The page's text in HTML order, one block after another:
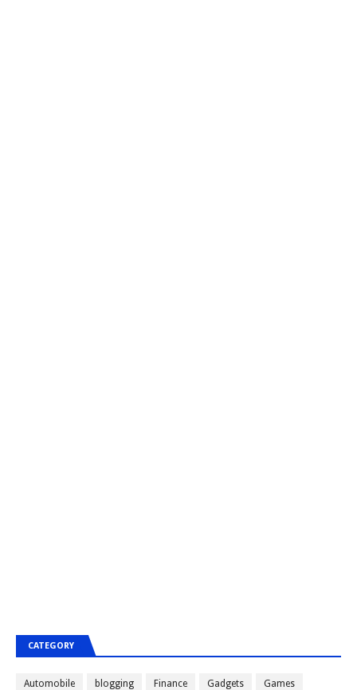
CATEGORY
Automobile blogging Finance Gadgets Games